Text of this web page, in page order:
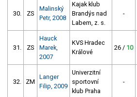
30. ZS
Malinský
Petr, 2008
Kajak klub
Brandýs nad
Labem, z. s.
-
31. ZS
Hauck
Marek,
2007
KVS Hradec
Králové
26 / 10
32. ZM
Langer
Filip, 2009
Univerzitní
sportovní
klub Praha
-